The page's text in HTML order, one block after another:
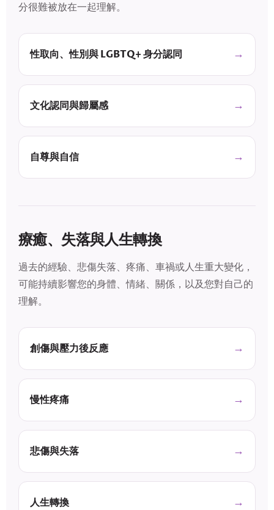
分很難被放在一起理解。
性取向、性別與 LGBTQ+ 身分認同
文化認同與歸屬感
自尊與自信
療癒、失落與人生轉換
過去的經驗、悲傷失落、疼痛、車禍或人生重大變化，
可能持續影響您的身體、情緒、關係，以及您對自己的
理解。
創傷與壓力後反應
慢性疼痛
悲傷與失落
人生轉換